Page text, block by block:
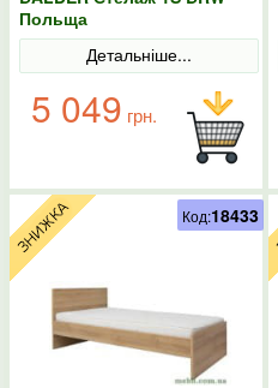
Польща
Детальніше...
5 049 грн.
Код:18433